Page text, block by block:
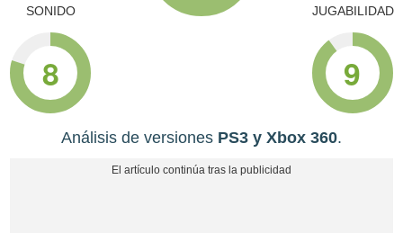
SONIDO
8
JUGABILIDAD
9
Análisis de versiones PS3 y Xbox 360.